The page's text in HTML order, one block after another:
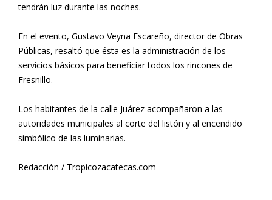
tendrán luz durante las noches.
En el evento, Gustavo Veyna Escareño, director de Obras
Públicas, resaltó que ésta es la administración de los
servicios básicos para beneficiar todos los rincones de
Fresnillo.
Los habitantes de la calle Juárez acompañaron a las
autoridades municipales al corte del listón y al encendido
simbólico de las luminarias.
Redacción / Tropicozacatecas.com